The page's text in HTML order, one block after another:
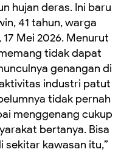
hujan deras. Ini baru
41 tahun, warga
Mei 2026. Menurut
tidak dapat
genangan di
industri patut
tidak pernah
menggenang cukup
bertanya. Bisa
sekitar kawasan itu,”